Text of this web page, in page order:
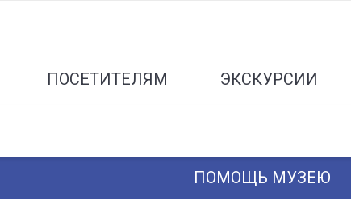
ПОСЕТИТЕЛЯМ ЭКСКУРСИИ
ПОМОЩЬ МУЗЕЮ